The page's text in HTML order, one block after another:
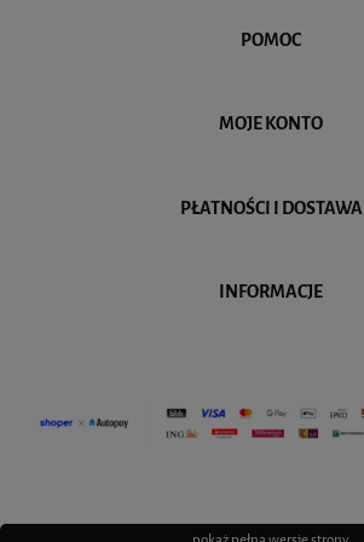
POMOC
MOJE KONTO
PŁATNOŚCI I DOSTAWA
INFORMACJE